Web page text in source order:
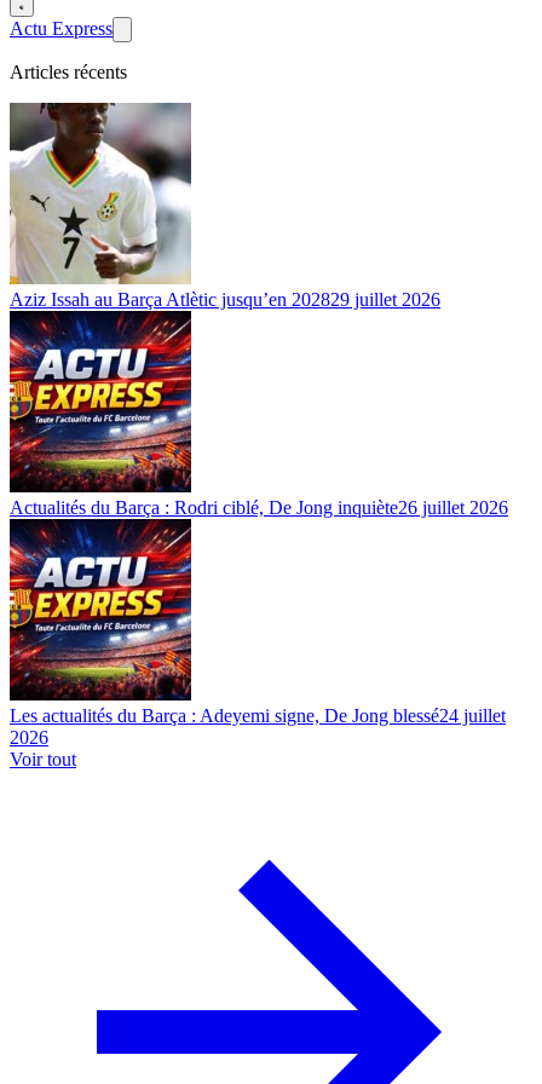
Actu Express
Articles récents
Aziz Issah au Barça Atlètic jusqu’en 202829 juillet 2026
Actualités du Barça : Rodri ciblé, De Jong inquiète26 juillet 2026
Les actualités du Barça : Adeyemi signe, De Jong blessé24 juillet
2026
Voir tout